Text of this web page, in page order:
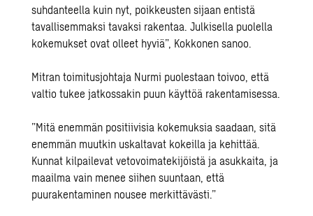
suhdanteella kuin nyt, poikkeusten sijaan entistä
tavallisemmaksi tavaksi rakentaa. Julkisella puolella
kokemukset ovat olleet hyviä”, Kokkonen sanoo.
Mitran toimitusjohtaja Nurmi puolestaan toivoo, että
valtio tukee jatkossakin puun käyttöä rakentamisessa.
”Mitä enemmän positiivisia kokemuksia saadaan, sitä
enemmän muutkin uskaltavat kokeilla ja kehittää.
Kunnat kilpailevat vetovoimatekijöistä ja asukkaita, ja
maailma vain menee siihen suuntaan, että
puurakentaminen nousee merkittävästi.”